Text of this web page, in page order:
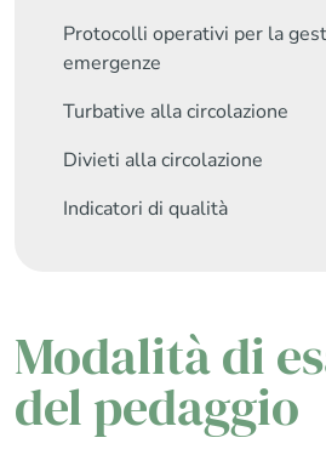
Protocolli operativi per la
emergenze
Turbative alla circolazione
Divieti alla circolazione
Indicatori di qualità
Modalità di
del pedaggio